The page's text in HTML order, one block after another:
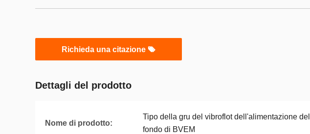
Richieda una citazione
Dettagli del prodotto
Nome di prodotto:
Tipo della gru del vibroflot dell'alimentazione del
fondo di BVEM